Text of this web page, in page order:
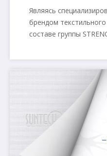
Являясь
брендом
составе группы
обширный опыт в
поставке и продаже
оборудования.Мы
машинах для отделки
разгрузочном
интеллектуальной
SThinkor с
экологически чистой
для навольной балки